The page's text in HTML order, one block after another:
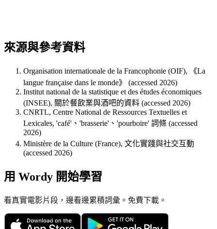
來源與參考資料
Organisation internationale de la Francophonie (OIF), 《La
langue française dans le monde》 (accessed 2026)
Institut national de la statistique et des études économiques
(INSEE), 關於餐飲業與酒吧的資料 (accessed 2026)
CNRTL, Centre National de Ressources Textuelles et
Lexicales, 'café'、'brasserie'、'pourboire' 詞條 (accessed
2026)
Ministère de la Culture (France), 文化實踐與社交互動
(accessed 2026)
用 Wordy 開始學習
看真實電影片段，邊看邊累積詞彙。免費下載。